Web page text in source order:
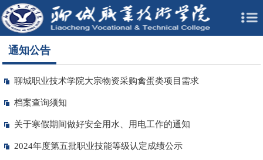
通知公告
聊城职业技术学院大宗物资采购禽蛋类项目需求
档案查询须知
关于寒假期间做好安全用水、用电工作的通知
2024年度第五批职业技能等级认定成绩公示